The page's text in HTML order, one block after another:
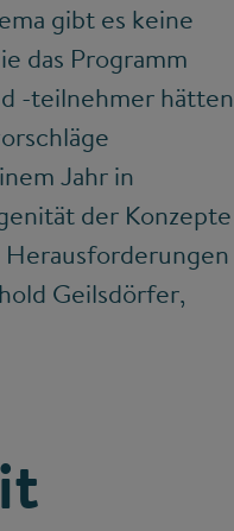
gibt es keine
das Programm
-teilnehmer hätten
Jahr in
der Konzepte
Geilsdörfer,